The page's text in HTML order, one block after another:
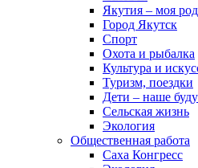
Якутия – моя
Город Якутск
Спорт
Охота и рыбалка
Культура и
Туризм, поездки
Дети – наше
Сельская жизнь
Экология
Общественная работа
Саха Конгресс